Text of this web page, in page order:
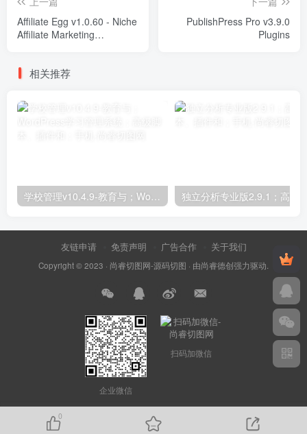
Affiliate Egg v1.0.60 - Niche
Affiliate Marketing
PublishPress Pro v3.9.0
Plugins
相关推荐
学校管理v10.4.9-教育与；WordPress学习管理系统；高级脚本、插件和；手机
友链申请 免责声明 广告合作 关于我们
Copyright © 2023 · 尚睿切图网-源码切图 · 由尚睿德创强力驱动.
企业微信
扫码加微信
0